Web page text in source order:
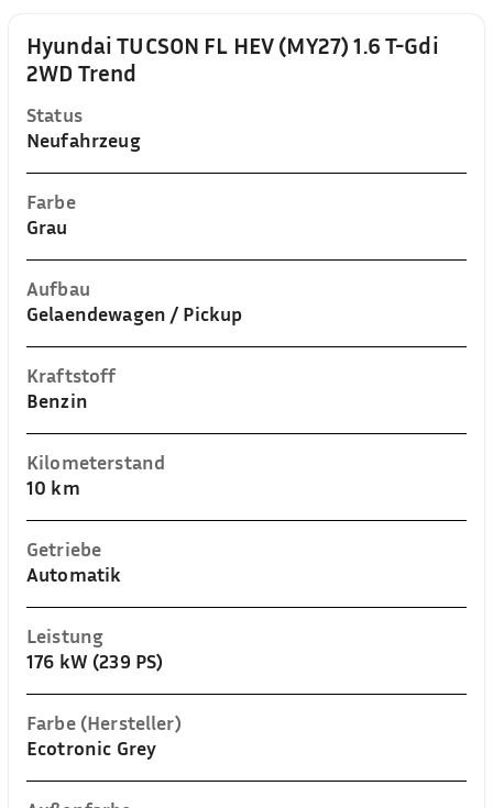
Hyundai TUCSON FL HEV (MY27) 1.6 T-Gdi
2WD Trend
Status
Neufahrzeug
Farbe
Grau
Aufbau
Gelaendewagen / Pickup
Kraftstoff
Benzin
Kilometerstand
10 km
Getriebe
Automatik
Leistung
176 kW (239 PS)
Farbe (Hersteller)
Ecotronic Grey